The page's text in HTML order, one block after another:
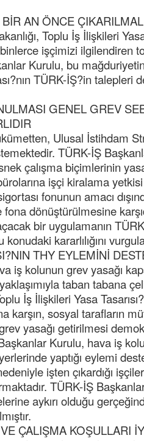
AN ÖNCE
Toplu İş İlişkileri
işçimizi ilgilendiren
Kurulu, bu
TÜRK-İŞ?in talepleri
GENEL GREV
Ulusal İstihdam
TÜRK-İŞ
çalışma biçimlerinin
işçi kiralama
fonunun amacı
dönüştürülmesine
bir uygulamanın
kararlılığını
THY EYLEMİNİ
iş kolunun grev yasağı
taban tabana
İş İlişkileri Yasa
karşın, sosyal tarafların
yasağı getirilmesi
Kurulu, hava iş
yaptığı eylemi
işten çıkardığı
TÜRK-İŞ
aykırı olduğu
ÇALIŞMA KOŞULLARI